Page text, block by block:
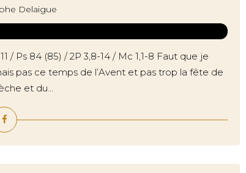
Delaigue
/ Ps 84 (85) / 2P 3,8-14 / Mc 1,1-8 Faut que je
pas ce temps de l’Avent et pas trop la fête de
et du...